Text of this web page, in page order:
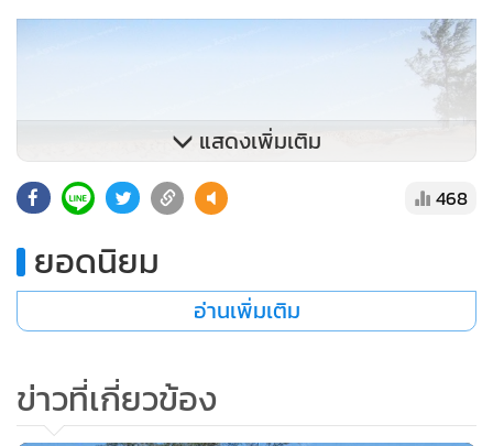
แสดงเพิ่มเติม
468
ยอดนิยม
อ่านเพิ่มเติม
ข่าวที่เกี่ยวข้อง